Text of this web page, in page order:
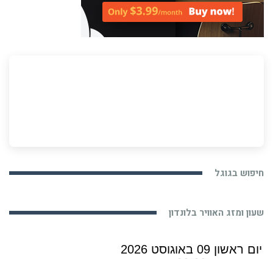
חיפוש בגוגל
שעון ומזג האוויר בלונדון